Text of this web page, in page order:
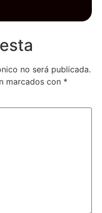
no será publicada.
marcados con *